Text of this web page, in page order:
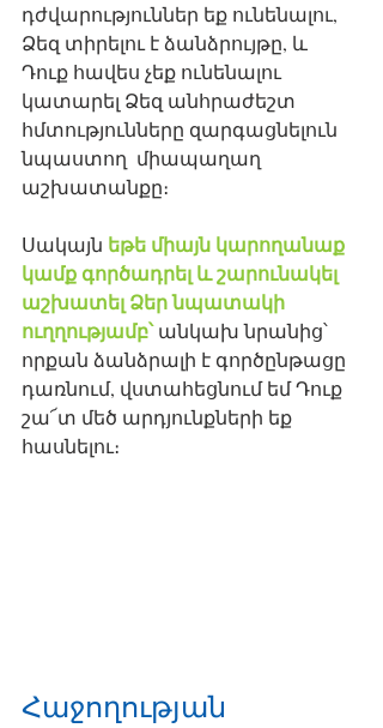
դժվարություններ եք ունենալու,
Ձեզ տիրելու է ձանձրույթը, և
Դուք հավես չեք ունենալու
կատարել Ձեզ անհրաժեշտ
հմտությունները զարգացնելուն
նպաստող  միապաղաղ
աշխատանքը։
Սակայն եթե միայն կարողանաք
կամք գործադրել և շարունակել
աշխատել Ձեր նպատակի
ուղղությամբ՝ անկախ նրանից՝
որքան ձանձրալի է գործընթացը
դառնում, վստահեցնում եմ Դուք
շա՜տ մեծ արդյունքների եք
հասնելու։
Հաջողության